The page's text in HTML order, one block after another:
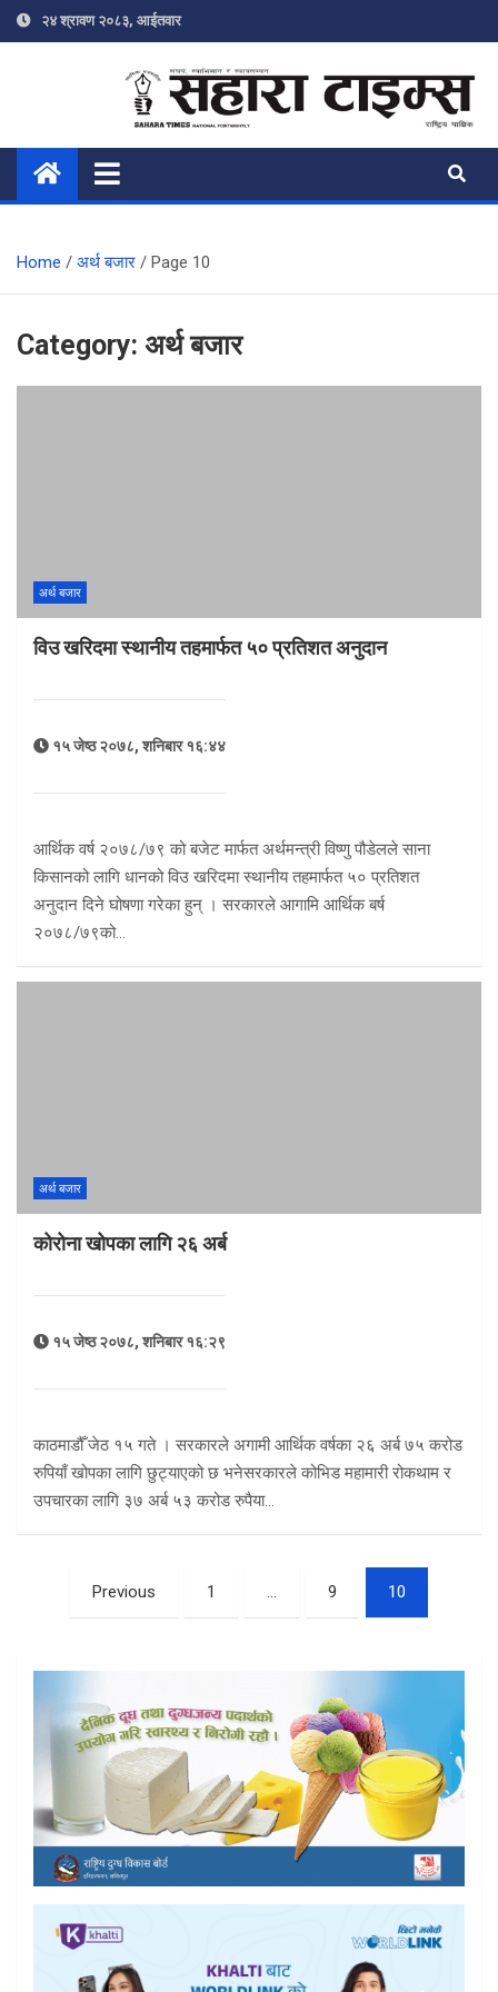
Skip
to
२४ श्रावण २०८३, आईतवार
Sahara Times
Online News Portal
Home अर्थ बजार Page 10
Category: अर्थ बजार
अर्थ बजार
विउ खरिदमा स्थानीय तहमार्फत ५० प्रतिशत अनुदान
१५ जेष्ठ २०७८, शनिबार १६:४४
आर्थिक वर्ष २०७८/७९ को बजेट मार्फत अर्थमन्त्री विष्णु पौडेलले साना
किसानको लागि धानको विउ खरिदमा स्थानीय तहमार्फत ५० प्रतिशत
अनुदान दिने घोषणा गरेका हुन् । सरकारले आगामि आर्थिक बर्ष
२०७८/७९को…
अर्थ बजार
कोरोना खोपका लागि २६ अर्ब
१५ जेष्ठ २०७८, शनिबार १६:२९
काठमाडौँ जेठ १५ गते । सरकारले अगामी आर्थिक वर्षका २६ अर्ब ७५ करोड
रुपियाँ खोपका लागि छुट्याएको छ भनेसरकारले कोभिड महामारी रोकथाम र
उपचारका लागि ३७ अर्ब ५३ करोड रुपैया…
pagination
Previous 1 … 9 10